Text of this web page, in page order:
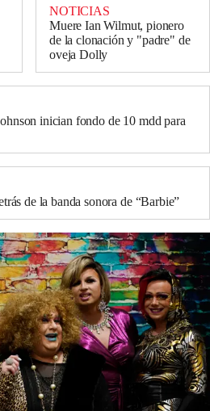
NOTICIAS
Muere Ian Wilmut, pionero
de la clonación y "padre" de
oveja Dolly
inician fondo de 10 mdd para
de la banda sonora de “Barbie”